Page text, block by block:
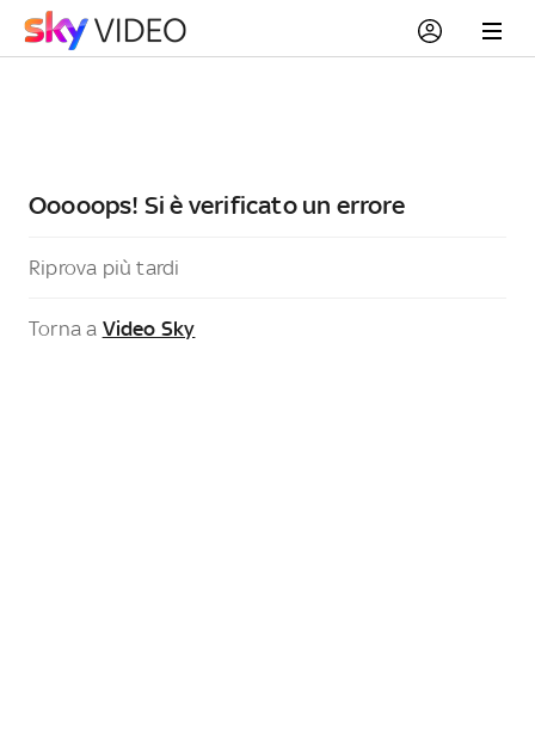
Ooooops! Si è verificato un errore
Riprova più tardi
Torna a Video Sky